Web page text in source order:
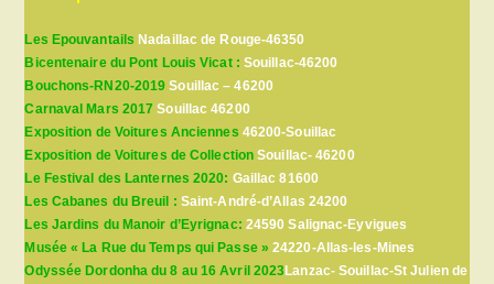
Les Epouvantails Nadaillac de Rouge-46350
Bicentenaire du Pont Louis Vicat : Souillac-46200
Bouchons-RN20-2019Souillac – 46200
Carnaval Mars 2017 Souillac 46200
Exposition de Voitures Anciennes 46200-Souillac
Exposition de Voitures de Collection Souillac- 46200
Le Festival des Lanternes 2020: Gaillac 81600
Les Cabanes du Breuil : Saint-André-d’Allas 24200
Les Jardins du Manoir d’Eyrignac: 24590 Salignac-Eyvigues
Musée « La Rue du Temps qui Passe » 24220-Allas-les-Mines
Odyssée Dordonha du 8 au 16 Avril 2023Lanzac- Souillac-St Julien de